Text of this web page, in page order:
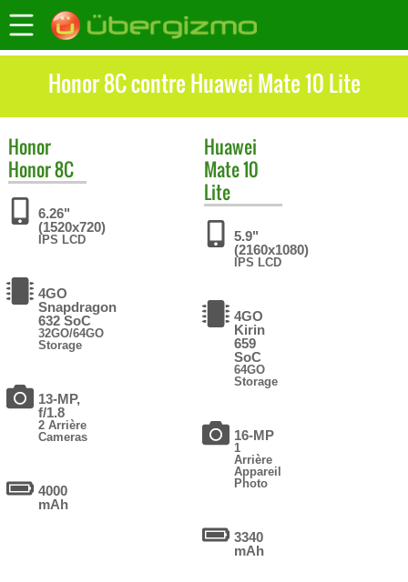
Honor 8C contre Huawei Mate 10 Lite
Honor
Honor 8C
6.26"
(1520x720)
IPS LCD
4GO
Snapdragon
632 SoC
32GO/64GO
Storage
13-MP,
f/1.8
2 Arrière
Cameras
4000
mAh
Huawei
Mate 10
Lite
5.9"
(2160x1080)
IPS LCD
4GO
Kirin
659
SoC
64GO
Storage
16-MP
1
Arrière
Appareil
Photo
3340
mAh